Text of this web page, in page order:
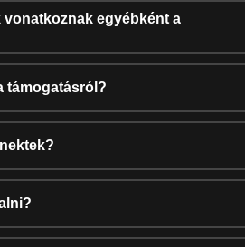
vonatkoznak egyébként a
támogatásról?